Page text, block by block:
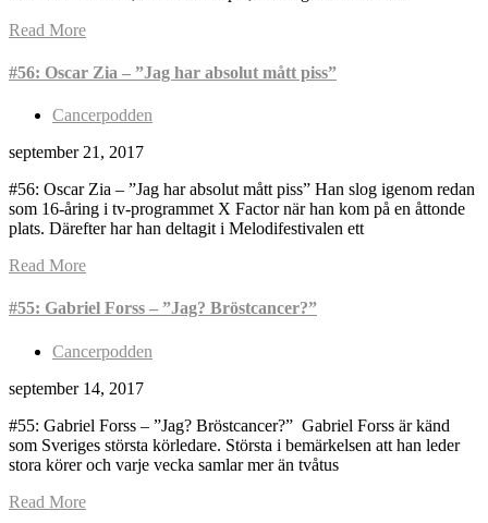
Read More
#56: Oscar Zia – ”Jag har absolut mått piss”
Cancerpodden
september 21, 2017
#56: Oscar Zia – ”Jag har absolut mått piss” Han slog igenom redan
som 16-åring i tv-programmet X Factor när han kom på en åttonde
plats. Därefter har han deltagit i Melodifestivalen ett
Read More
#55: Gabriel Forss – ”Jag? Bröstcancer?”
Cancerpodden
september 14, 2017
#55: Gabriel Forss – ”Jag? Bröstcancer?” Gabriel Forss är känd
som Sveriges största körledare. Största i bemärkelsen att han leder
stora körer och varje vecka samlar mer än tvåtus
Read More